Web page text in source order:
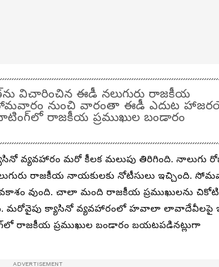
విచారించిన ఈడీ నలుగురు రాజకీయ
సోమవారం నుంచి వారంతా ఈడీ ఎదుట
రాజకీయ ప్రముఖుల బండారం
వ్యవహారం మరో కీలక మలుపు తిరిగింది. నాలుగు
రాజకీయ నాయకులకు నోటీసులు ఇచ్చింది.
వుంది. చాలా మంది రాజకీయ ప్రముఖులను చికోటి
మరోవైపు క్యాసినో వ్యవహారంలో హవాలా లావాదేవీలపై
రాజకీయ ప్రముఖుల బండారం బయటపడినట్లుగా